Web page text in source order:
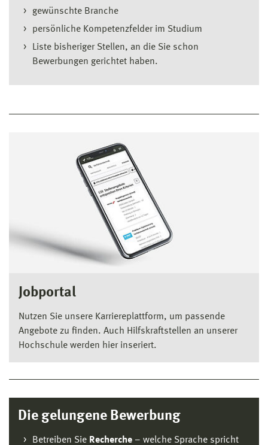
gewünschte Branche
persönliche Kompetenzfelder im Studium
Liste bisheriger Stellen, an die Sie schon
Bewerbungen gerichtet haben.
Jobportal
Nutzen Sie unsere Karriereplattform, um passende
Angebote zu finden. Auch Hilfskraftstellen an unserer
Hochschule werden hier inseriert.
Die gelungene Bewerbung
Betreiben Sie Recherche – welche Sprache spricht